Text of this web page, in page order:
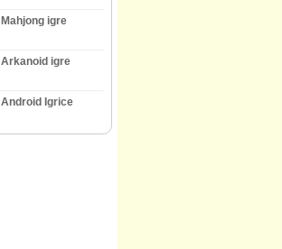
Mahjong igre
Arkanoid igre
Android Igrice